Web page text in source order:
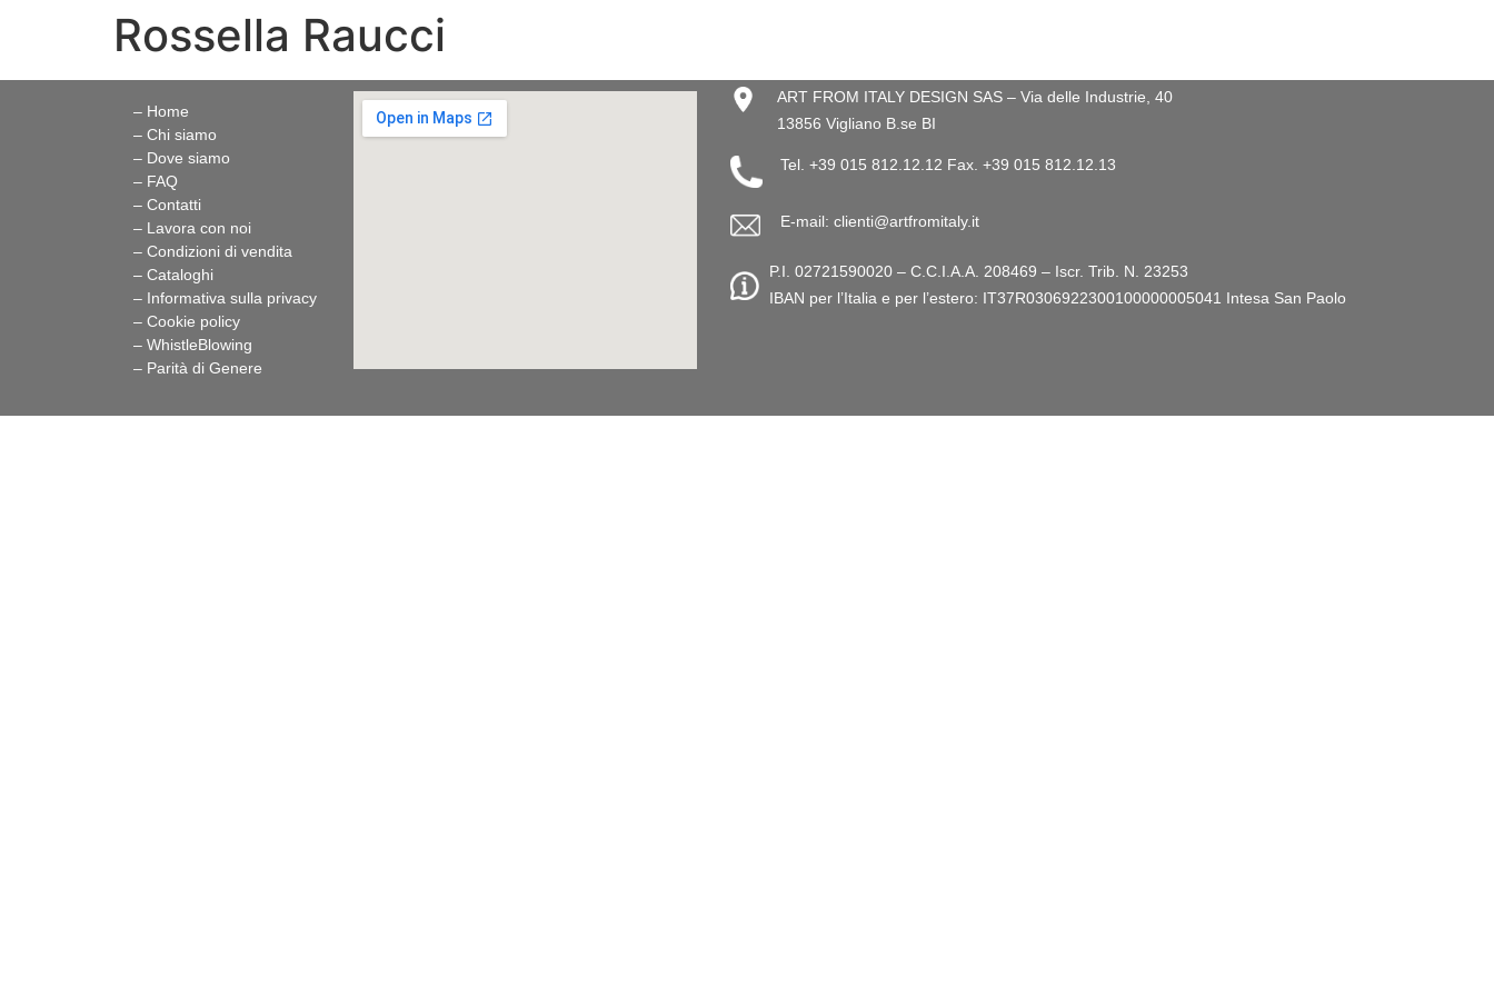
Rossella Raucci
– Home
– Chi siamo
– Dove siamo
– FAQ
– Contatti
– Lavora con noi
– Condizioni di vendita
– Cataloghi
– Informativa sulla privacy
– Cookie policy
– WhistleBlowing
– Parità di Genere
ART FROM ITALY DESIGN SAS – Via delle Industrie, 40
13856 Vigliano B.se BI
Tel. +39 015 812.12.12 Fax. +39 015 812.12.13
E-mail: clienti@artfromitaly.it
P.I. 02721590020 – C.C.I.A.A. 208469 – Iscr. Trib. N. 23253
IBAN per l’Italia e per l’estero: IT37R0306922300100000005041 Intesa San Paolo